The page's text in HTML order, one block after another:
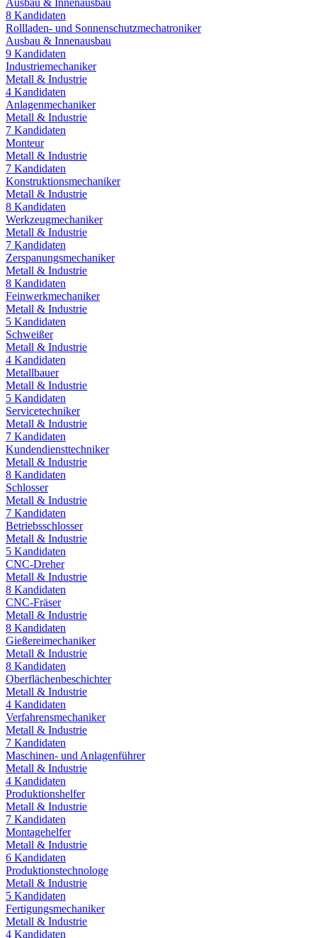
8 Kandidaten
Rollladen- und Sonnenschutzmechatroniker
Ausbau & Innenausbau
9 Kandidaten
Industriemechaniker
Metall & Industrie
4 Kandidaten
Anlagenmechaniker
Metall & Industrie
7 Kandidaten
Monteur
Metall & Industrie
7 Kandidaten
Konstruktionsmechaniker
Metall & Industrie
8 Kandidaten
Werkzeugmechaniker
Metall & Industrie
7 Kandidaten
Zerspanungsmechaniker
Metall & Industrie
8 Kandidaten
Feinwerkmechaniker
Metall & Industrie
5 Kandidaten
Schweißer
Metall & Industrie
4 Kandidaten
Metallbauer
Metall & Industrie
5 Kandidaten
Servicetechniker
Metall & Industrie
7 Kandidaten
Kundendiensttechniker
Metall & Industrie
8 Kandidaten
Schlosser
Metall & Industrie
7 Kandidaten
Betriebsschlosser
Metall & Industrie
5 Kandidaten
CNC-Dreher
Metall & Industrie
8 Kandidaten
CNC-Fräser
Metall & Industrie
8 Kandidaten
Gießereimechaniker
Metall & Industrie
8 Kandidaten
Oberflächenbeschichter
Metall & Industrie
4 Kandidaten
Verfahrensmechaniker
Metall & Industrie
7 Kandidaten
Maschinen- und Anlagenführer
Metall & Industrie
4 Kandidaten
Produktionshelfer
Metall & Industrie
7 Kandidaten
Montagehelfer
Metall & Industrie
6 Kandidaten
Produktionstechnologe
Metall & Industrie
5 Kandidaten
Fertigungsmechaniker
Metall & Industrie
4 Kandidaten